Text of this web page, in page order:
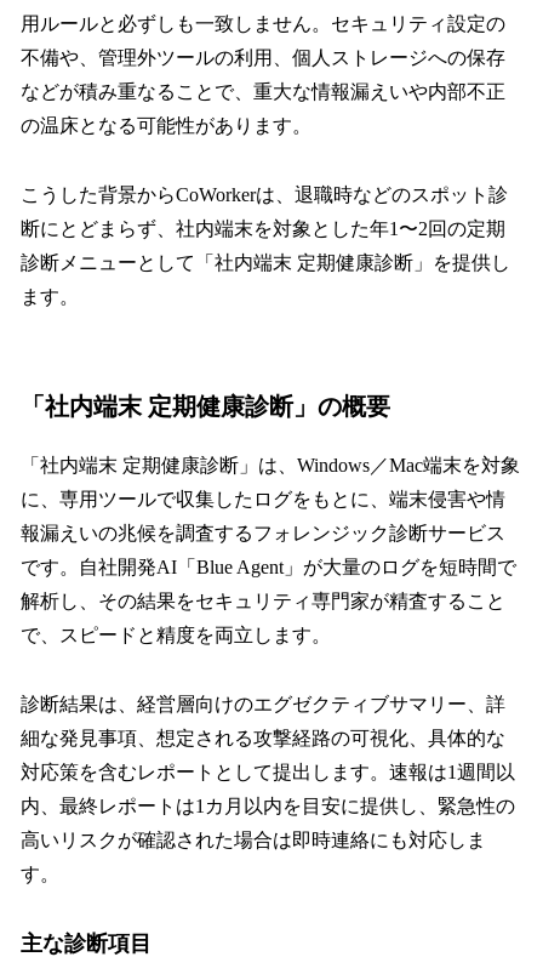
用ルールと必ずしも一致しません。セキュリティ設定の
不備や、管理外ツールの利用、個人ストレージへの保存
などが積み重なることで、重大な情報漏えいや内部不正
の温床となる可能性があります。
こうした背景からCoWorkerは、退職時などのスポット診
断にとどまらず、社内端末を対象とした年1〜2回の定期
診断メニューとして「社内端末 定期健康診断」を提供し
ます。
「社内端末 定期健康診断」の概要
「社内端末 定期健康診断」は、Windows／Mac端末を対象
に、専用ツールで収集したログをもとに、端末侵害や情
報漏えいの兆候を調査するフォレンジック診断サービス
です。自社開発AI「Blue Agent」が大量のログを短時間で
解析し、その結果をセキュリティ専門家が精査すること
で、スピードと精度を両立します。
診断結果は、経営層向けのエグゼクティブサマリー、詳
細な発見事項、想定される攻撃経路の可視化、具体的な
対応策を含むレポートとして提出します。速報は1週間以
内、最終レポートは1カ月以内を目安に提供し、緊急性の
高いリスクが確認された場合は即時連絡にも対応しま
す。
主な診断項目